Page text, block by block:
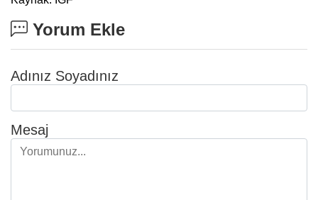
Yorum Ekle
Adınız Soyadınız
Mesaj